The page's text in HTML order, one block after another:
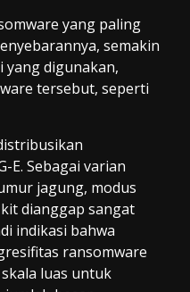
yang paling
semakin
digunakan,
tersebut, seperti
E. Sebagai varian
jagung, modus
dianggap sangat
indikasi bahwa
ransomware
luas untuk